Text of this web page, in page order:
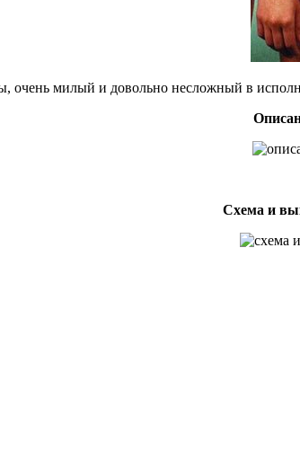
очень милый и довольно несложный в
Схема и